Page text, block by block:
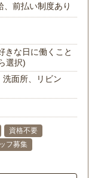
、前払い制度あり
きな日に働くこと
選択)
洗面所、リビン
資格不要
フ募集